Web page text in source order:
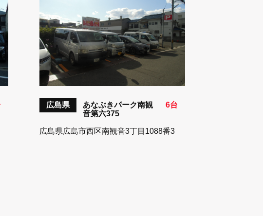
広島県
あなぶきパーク南観
音第六375
6台
広島県広島市西区南観音3丁目1088番3